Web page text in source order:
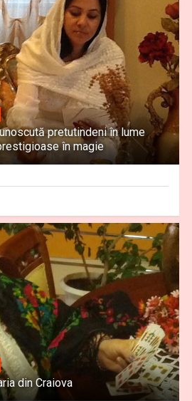
pretutindeni în lume
în magie
din Craiova